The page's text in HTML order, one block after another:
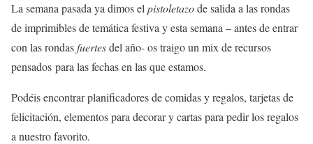
La semana pasada ya dimos el pistoletazode salida a las rondas
de imprimibles de temática festiva y esta semana – antes de entrar
con las rondasfuertesdel año- os traigo un mix de recursos
pensados para las fechas en las que estamos.
Podéis encontrar planificadores de comidas y regalos, tarjetas de
felicitación, elementos para decorar y cartas para pedir los regalos
a nuestro favorito.